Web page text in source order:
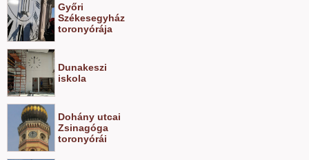
Győri
Székesegyház
toronyórája
Dunakeszi
iskola
Dohány utcai
Zsinagóga
toronyórái